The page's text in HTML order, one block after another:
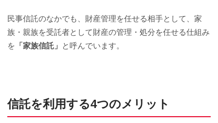
民事信託のなかでも、財産管理を任せる相手として、家
族・親族を受託者として財産の管理・処分を任せる仕組み
を
「家族信託」 と呼んでいます。
信託を利用する4つのメリット